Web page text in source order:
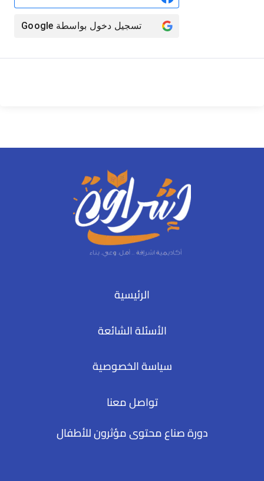
تسجيل دخول بواسطة Google
الرئيسية
الأسئلة الشائعة
سياسة الخصوصية
تواصل معنا
دورة صناع محتوى مؤثرون للأطفال